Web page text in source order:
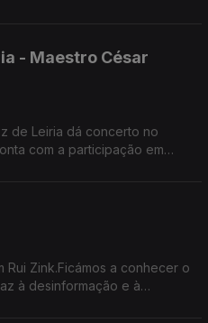
- Maestro César
de Leiria dá concerto no
com a participação em
Rui Zink.Ficámos a conhecer o
à desinformação e à